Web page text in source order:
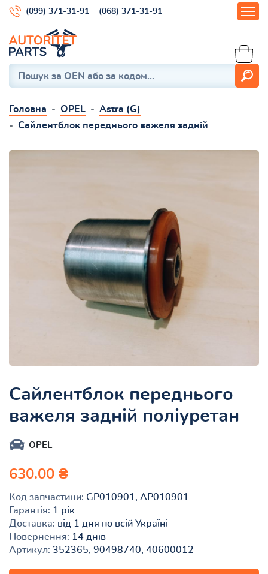
(099) 371-31-91 (068) 371-31-91
Головна OPEL
Astra (G)
Сайлентблок переднього важеля задній
Сайлентблок переднього
важеля задній поліуретан
OPEL
630.00 ₴
Код запчастини: GP010901, AP010901
Гарантія: 1 рік
Доставка: від 1 дня по всій Україні
Повернення: 14 днів
Артикул: 352365, 90498740, 40600012